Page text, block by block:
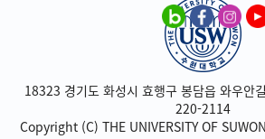
18323 경기도 화성시 효행구 봉담읍 와우안
220-2114
Copyright (C) THE UNIVERSITY OF